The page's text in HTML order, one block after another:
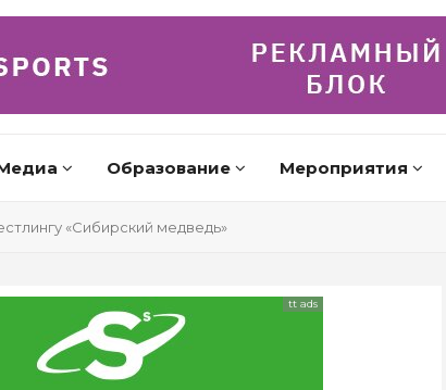
Образование Мероприятия
«Сибирский медведь»
tt ads